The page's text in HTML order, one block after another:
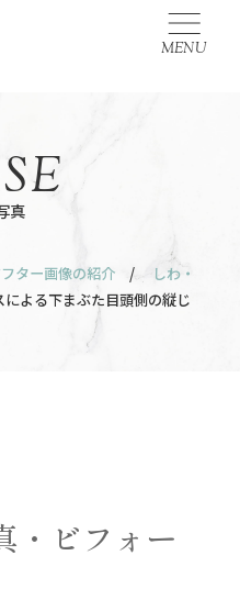
MENU
真
ター画像の紹介 /
しわ・
よる下まぶた目頭側の縦じ
・ビフォー